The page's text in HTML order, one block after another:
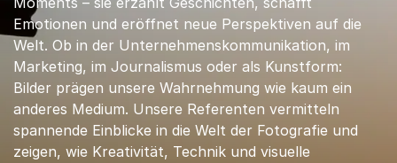
Emotionen und eröffnet neue Perspektiven auf die
Welt. Ob in der Unternehmenskommunikation, im
Marketing, im Journalismus oder als Kunstform:
Bilder prägen unsere Wahrnehmung wie kaum ein
anderes Medium. Unsere Referenten vermitteln
spannende Einblicke in die Welt der Fotografie und
zeigen, wie Kreativität, Technik und visuelle